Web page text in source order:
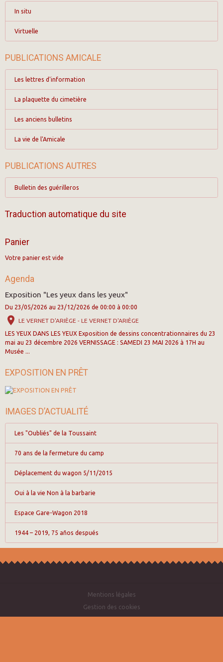
In situ
Virtuelle
PUBLICATIONS AMICALE
Les lettres d'information
La plaquette du cimetière
Les anciens bulletins
La vie de l'Amicale
PUBLICATIONS AUTRES
Bulletin des guérilleros
Traduction automatique du site
Panier
Votre panier est vide
Agenda
Exposition "Les yeux dans les yeux"
Du 23/05/2026 au 23/12/2026 de 00:00 à 00:00
LE VERNET D'ARIÈGE - LE VERNET D'ARIÈGE
LES YEUX DANS LES YEUX Exposition de dessins concentrationnaires du 23
mai au 23 décembre 2026 VERNISSAGE : SAMEDI 23 MAI 2026 à 17H au
Musée ...
EXPOSITION EN PRÊT
IMAGES D’ACTUALITÉ
Les "Oubliés" de la Toussaint
70 ans de la fermeture du camp
Déplacement du wagon 5/11/2015
Oui à la vie Non à la barbarie
Espace Gare-Wagon 2018
1944 – 2019, 75 años después
Mentions légales
Gestion des cookies